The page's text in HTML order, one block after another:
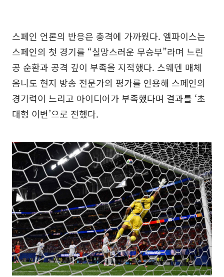
스페인 언론의 반응은 충격에 가까웠다. 엘파이스는
스페인의 첫 경기를 “실망스러운 무승부”라며 느린
공 순환과 공격 깊이 부족을 지적했다. 스웨덴 매체
옴니도 현지 방송 전문가의 평가를 인용해 스페인의
경기력이 느리고 아이디어가 부족했다며 결과를 ‘초
대형 이변’으로 전했다.